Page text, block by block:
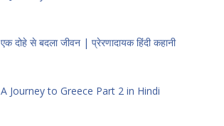
एक दोहे से बदला जीवन | प्रेरणादायक हिंदी कहानी
A Journey to Greece Part 2 in Hindi